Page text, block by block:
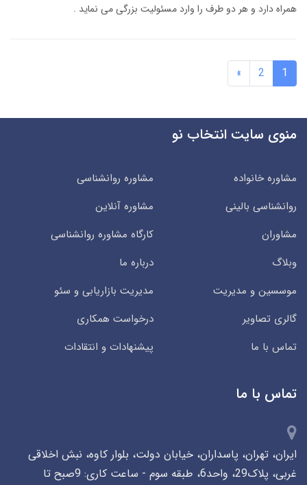
همراه دارد و هر دو طرف را وارد مسئولیت بزرگی می نماید .
1
2
»
منوی سایت انتخاب نو
مشاوره خانواده
مشاوره روانشناسی
روانشناسی بالینی
مشاوره آنلاین
مشاوران
کارگاه مشاوره روانشناسی
وبلاگ
درباره ما
موسسین و مدیریت
مدیریت بازاریابی و سئو
گالری تصاویر
درخواست همکاری
تماس با ما
پیشنهادات و انتقادات
تماس با ما
ایران، تهران، پاسداران، خیابان دولت، بلوار کاوه، نبش اخلاقی
غربی، پلاک29، واحد6، طبقه سوم - ساعت کاری: 9صبح تا